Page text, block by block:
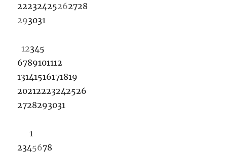
22232425262728
293031
12345
6789101112
13141516171819
20212223242526
2728293031
1
2345678